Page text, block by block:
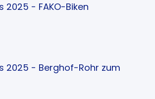
2025 - FAKO-Biken
2025 - Berghof-Rohr zum